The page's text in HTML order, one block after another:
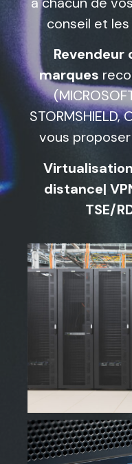
conseil et les
Revendeur
marques
STORMSHIELD,
vous
distance|
TSE/